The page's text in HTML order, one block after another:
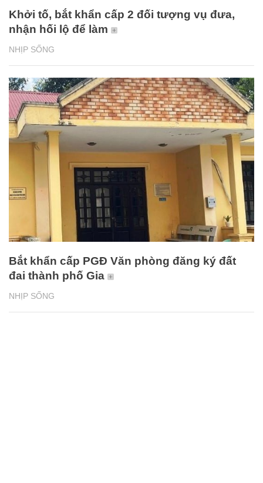
NHỊP SỐNG
Khởi tố, bắt khẩn cấp 2 đối tượng vụ đưa,
nhận hối lộ để làm
NHỊP SỐNG
Bắt khẩn cấp PGĐ Văn phòng đăng ký đất
đai thành phố Gia